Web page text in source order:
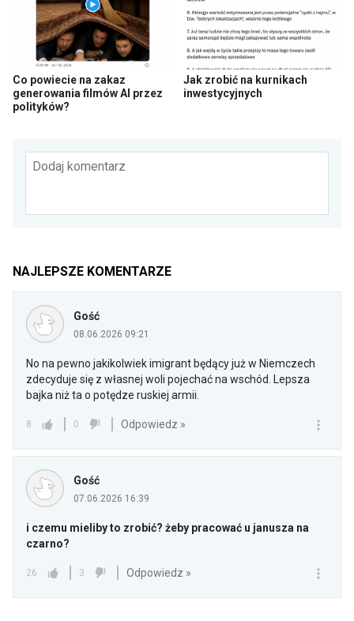
Co powiecie na zakaz
generowania filmów AI przez
polityków?
Jak zrobić na kurnikach
inwestycyjnych
Dodaj komentarz
NAJLEPSZE KOMENTARZE
Gość
08.06.2026 09:21
No na pewno jakikolwiek imigrant będący już w Niemczech
zdecyduje się z własnej woli pojechać na wschód. Lepsza
bajka niż ta o potędze ruskiej armii.
8 0 Odpowiedz »
Gość
07.06.2026 16:39
i czemu mieliby to zrobić? żeby pracować u janusza na
czarno?
26 3 Odpowiedz »